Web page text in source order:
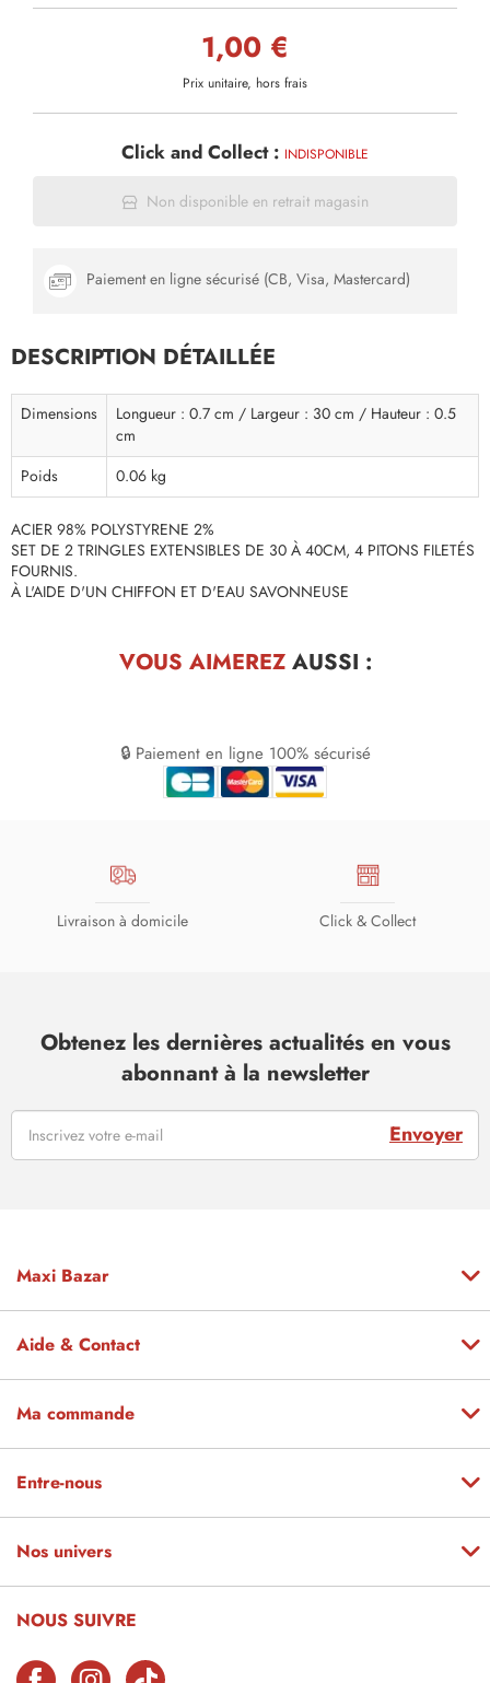
1,00 €
Prix unitaire, hors frais
Click and Collect : INDISPONIBLE
Non disponible en retrait magasin
Paiement en ligne sécurisé (CB, Visa, Mastercard)
DESCRIPTION DÉTAILLÉE
Dimensions
Longueur : 0.7 cm / Largeur : 30 cm / Hauteur : 0.5
cm
Poids
0.06 kg
ACIER 98% POLYSTYRENE 2%
SET DE 2 TRINGLES EXTENSIBLES DE 30 À 40CM, 4 PITONS FILETÉS
FOURNIS.
À L'AIDE D'UN CHIFFON ET D'EAU SAVONNEUSE
VOUS AIMEREZAUSSI :
🔒 Paiement en ligne 100% sécurisé
Livraison à domicile Click & Collect
Obtenez les dernières actualités en vous
abonnant à la newsletter
Envoyer
Maxi Bazar
Aide & Contact
Ma commande
Entre-nous
Nos univers
NOUS SUIVRE